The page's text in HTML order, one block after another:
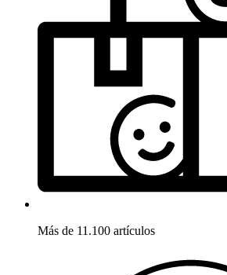
Más de 11.100 artículos